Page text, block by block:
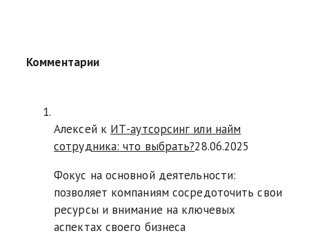
Комментарии
Алексей к ИТ-аутсорсинг или найм
сотрудника: что выбрать?28.06.2025
Фокус на основной деятельности:
позволяет компаниям сосредоточить свои
ресурсы и внимание на ключевых
аспектах своего бизнеса